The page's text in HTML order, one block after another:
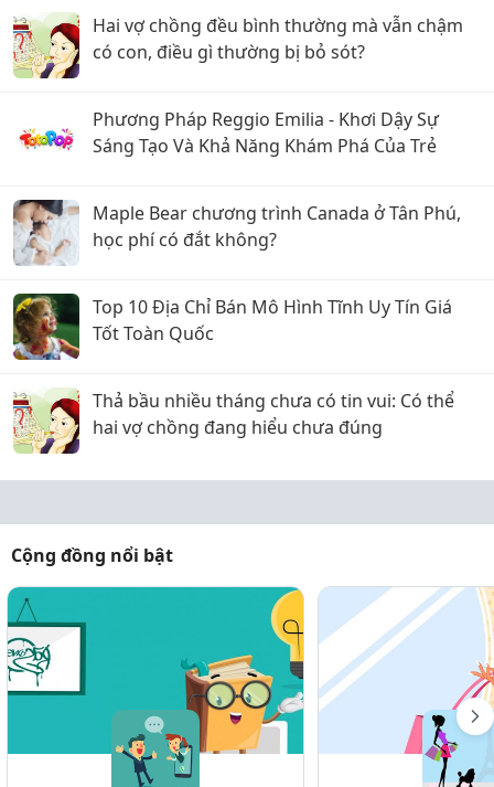
Hai vợ chồng đều bình thường mà vẫn chậm
có con, điều gì thường bị bỏ sót?
Phương Pháp Reggio Emilia - Khơi Dậy Sự
Sáng Tạo Và Khả Năng Khám Phá Của Trẻ
Maple Bear chương trình Canada ở Tân Phú,
học phí có đắt không?
Top 10 Địa Chỉ Bán Mô Hình Tĩnh Uy Tín Giá
Tốt Toàn Quốc
Thả bầu nhiều tháng chưa có tin vui: Có thể
hai vợ chồng đang hiểu chưa đúng
Cộng đồng nổi bật